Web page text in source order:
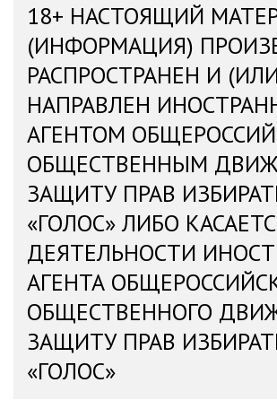
18+ НАСТОЯЩИЙ
(ИНФОРМАЦИЯ)
РАСПРОСТРАНЕН И
НАПРАВЛЕН
АГЕНТОМ
ОБЩЕСТВЕННЫМ
ЗАЩИТУ ПРАВ
«ГОЛОС» ЛИБО
ДЕЯТЕЛЬНОСТИ
АГЕНТА
ОБЩЕСТВЕННОГО
ЗАЩИТУ ПРАВ
«ГОЛОС»